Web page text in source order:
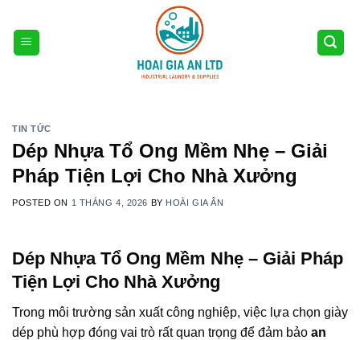
content
TIN TỨC
Dép Nhựa Tổ Ong Mềm Nhẹ – Giải
Pháp Tiện Lợi Cho Nhà Xưởng
POSTED ON 1 THÁNG 4, 2026 BY HOÀI GIA ÂN
Dép Nhựa Tổ Ong Mềm Nhẹ – Giải Pháp
Tiện Lợi Cho Nhà Xưởng
Trong môi trường sản xuất công nghiệp, việc lựa chọn giày
dép phù hợp đóng vai trò rất quan trọng để đảm bảo an